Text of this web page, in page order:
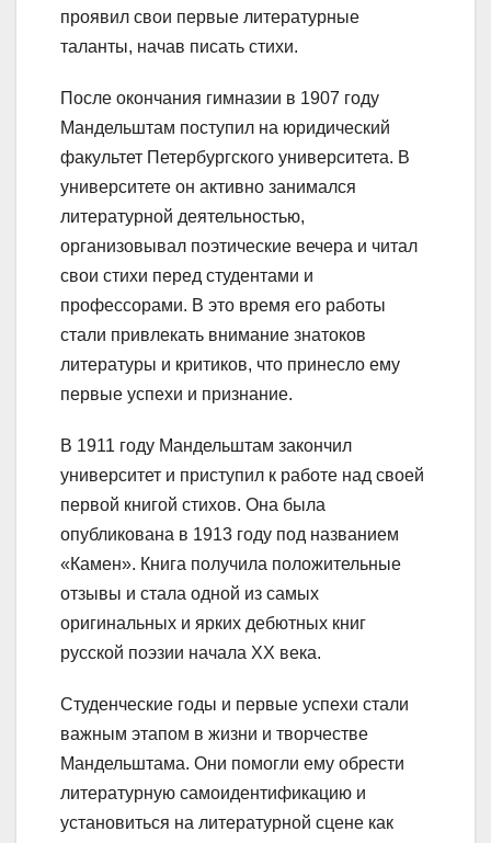
проявил свои первые литературные
таланты, начав писать стихи.
После окончания гимназии в 1907 году
Мандельштам поступил на юридический
факультет Петербургского университета. В
университете он активно занимался
литературной деятельностью,
организовывал поэтические вечера и читал
свои стихи перед студентами и
профессорами. В это время его работы
стали привлекать внимание знатоков
литературы и критиков, что принесло ему
первые успехи и признание.
В 1911 году Мандельштам закончил
университет и приступил к работе над своей
первой книгой стихов. Она была
опубликована в 1913 году под названием
«Камен». Книга получила положительные
отзывы и стала одной из самых
оригинальных и ярких дебютных книг
русской поэзии начала XX века.
Студенческие годы и первые успехи стали
важным этапом в жизни и творчестве
Мандельштама. Они помогли ему обрести
литературную самоидентификацию и
установиться на литературной сцене как